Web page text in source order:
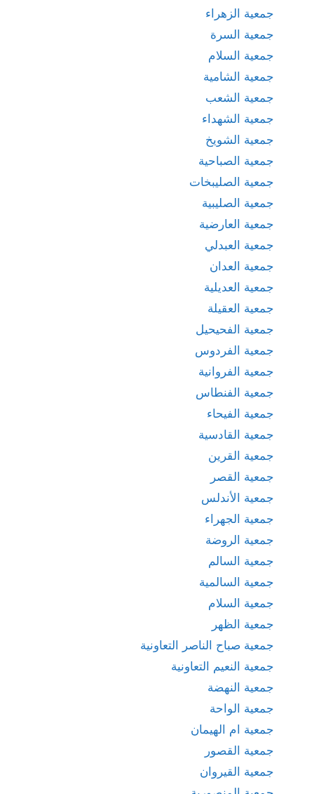
جمعية الزهراء
جمعية السرة
جمعية السلام
جمعية الشامية
جمعية الشعب
جمعية الشهداء
جمعية الشويخ
جمعية الصباحية
جمعية الصليبخات
جمعية الصليبية
جمعية العارضية
جمعية العبدلي
جمعية العدان
جمعية العديلية
جمعية العقيلة
جمعية الفحيحيل
جمعية الفردوس
جمعية الفروانية
جمعية الفنطاس
جمعية الفيحاء
جمعية القادسية
جمعية القرين
جمعية القصر
جمعية الأندلس
جمعية الجهراء
جمعية الروضة
جمعية السالم
جمعية السالمية
جمعية السلام
جمعية الظهر
جمعية صباح الناصر التعاونية
جمعية النعيم التعاونية
جمعية النهضة
جمعية الواحة
جمعية ام الهيمان
جمعية القصور
جمعية القيروان